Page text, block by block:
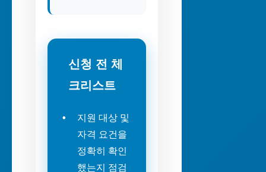
신청 전 체
크리스트
지원 대상 및
자격 요건을
정확히 확인
했는지 점검